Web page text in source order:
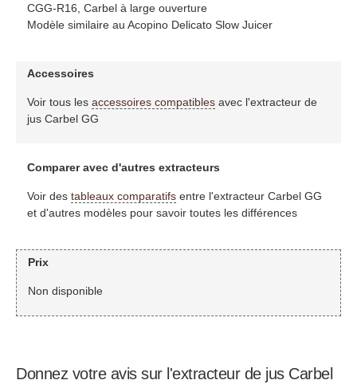
CGG-R16, Carbel à large ouverture
Modèle similaire au Acopino Delicato Slow Juicer
Accessoires
Voir tous les accessoires compatiblesavec l'extracteur de
jus Carbel GG
Comparer avec d'autres extracteurs
Voir des tableaux comparatifsentre l'extracteur Carbel GG
et d'autres modèles pour savoir toutes les différences
Prix
Non disponible
Donnez votre avis sur l'extracteur de jus Carbel